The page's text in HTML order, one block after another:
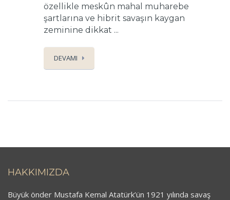
özellikle meskûn mahal muharebe
şartlarına ve hibrit savaşın kaygan
zeminine dikkat ...
DEVAMI
HAKKIMIZDA
Büyük önder Mustafa Kemal Atatürk’ün 1921 yılında savaş